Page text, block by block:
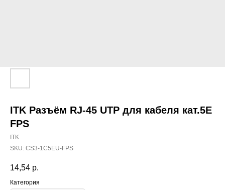
ITK Разъём RJ-45 UTP для кабеля кат.5E
FPS
ITK
SKU: CS3-1C5EU-FPS
14,54 р.
Категория